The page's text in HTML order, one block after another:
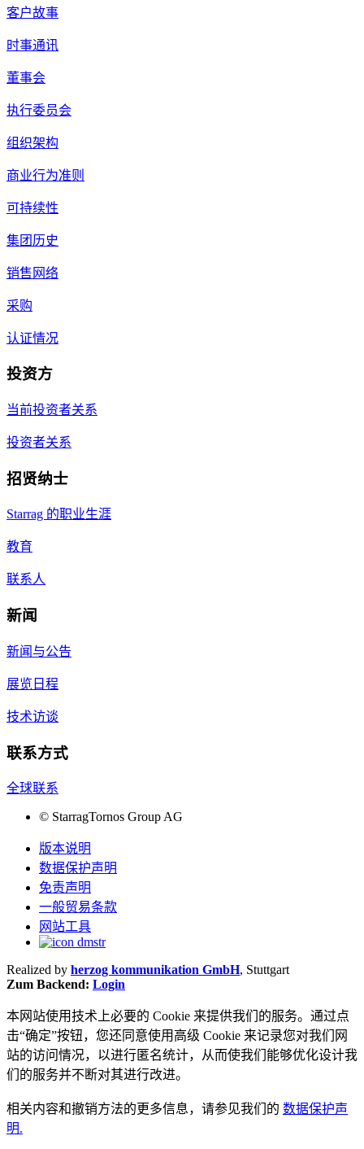
客户故事
时事通讯
董事会
执行委员会
组织架构
商业行为准则
可持续性
集团历史
销售网络
采购
认证情况
投资方
当前投资者关系
投资者关系
招贤纳士
Starrag 的职业生涯
教育
联系人
新闻
新闻与公告
展览日程
技术访谈
联系方式
全球联系
© StarragTornos Group AG
版本说明
数据保护声明
免责声明
一般贸易条款
网站工具
Realized by herzog kommunikation GmbH, Stuttgart
Zum Backend: Login
本网站使用技术上必要的 Cookie 来提供我们的服务。通过点
击“确定”按钮，您还同意使用高级 Cookie 来记录您对我们网
站的访问情况，以进行匿名统计，从而使我们能够优化设计我
们的服务并不断对其进行改进。
相关内容和撤销方法的更多信息，请参见我们的 数据保护声
明.